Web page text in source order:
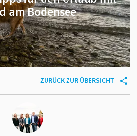
am Bodensee
ZURÜCK ZUR ÜBERSICHT